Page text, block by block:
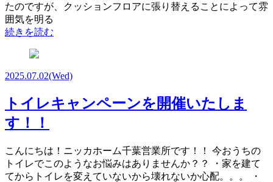
たのですが、クッションフロアに張り替えることによって雰
囲気を明る
続きを読む
2025.07.02(Wed)
トイレキャンペーンを開催いたしま
す！！
こんにちは！ニッカホーム千葉営業所です！！ 今おうちの
トイレでこのようなお悩みはありませんか？？ ・家を建て
てからトイレを変えていないから壊れないか心配。。。 ・